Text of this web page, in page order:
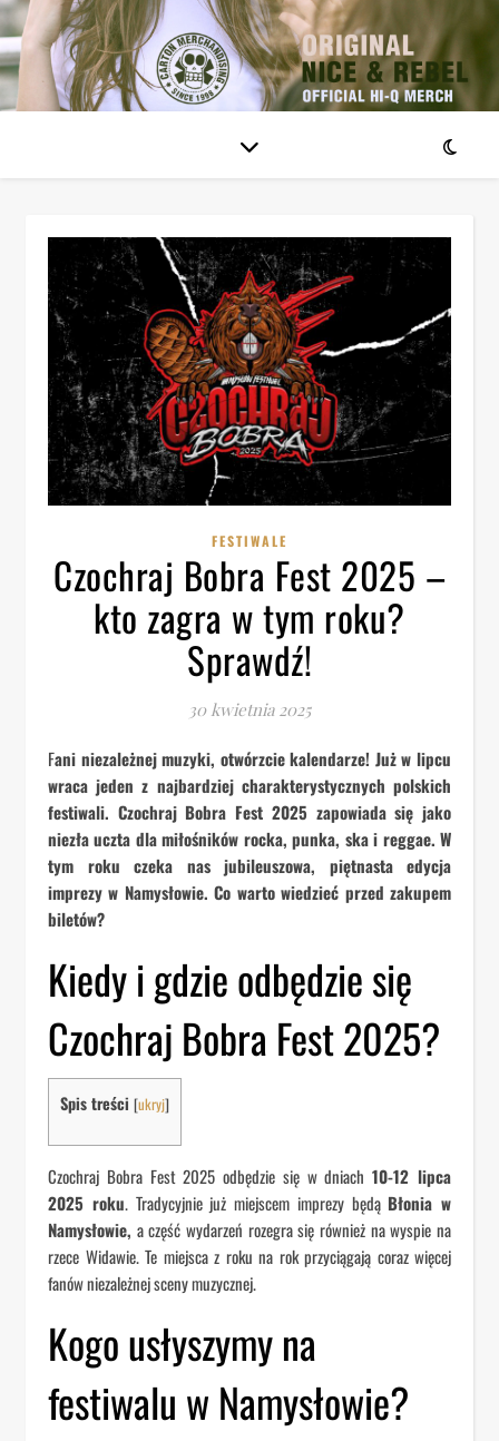
FESTIWALE
Czochraj Bobra Fest 2025 –
kto zagra w tym roku?
Sprawdź!
30 kwietnia 2025
Fani niezależnej muzyki, otwórzcie kalendarze! Już w lipcu
wraca jeden z najbardziej charakterystycznych polskich
festiwali. Czochraj Bobra Fest 2025 zapowiada się jako
niezła uczta dla miłośników rocka, punka, ska i reggae. W
tym roku czeka nas jubileuszowa, piętnasta edycja
imprezy w Namysłowie. Co warto wiedzieć przed zakupem
biletów?
Kiedy i gdzie odbędzie się
Czochraj Bobra Fest 2025?
Spis treści [ukryj]
Czochraj Bobra Fest 2025 odbędzie się w dniach10-12 lipca
2025 roku. Tradycyjnie już miejscem imprezy będą Błonia w
Namysłowie, a część wydarzeń rozegra się również na wyspie na
rzece Widawie. Te miejsca z roku na rok przyciągają coraz więcej
fanów niezależnej sceny muzycznej.
Kogo usłyszymy na
festiwalu w Namysłowie?